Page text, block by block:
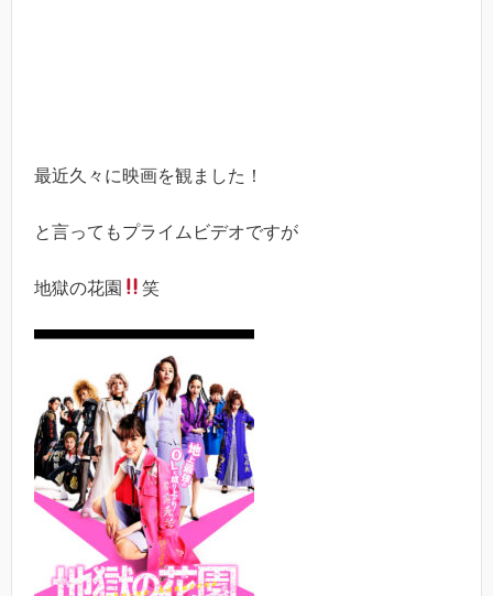
最近久々に映画を観ました！
と言ってもプライムビデオですが
地獄の花園 笑